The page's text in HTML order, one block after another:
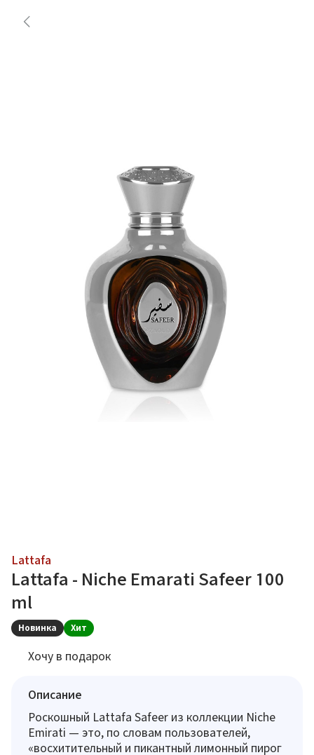
Lattafa
Lattafa - Niche Emarati Safeer 100
ml
Новинка Хит
Хочу в подарок
Описание
Роскошный Lattafa Safeer из коллекции Niche
Emirati — это, по словам пользователей,
«восхитительный и пикантный лимонный пирог